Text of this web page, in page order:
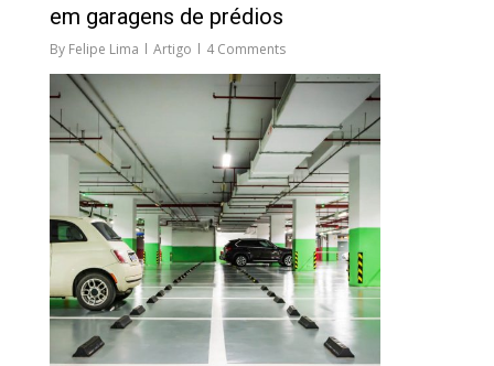
em garagens de prédios
By Felipe Lima Artigo 4 Comments